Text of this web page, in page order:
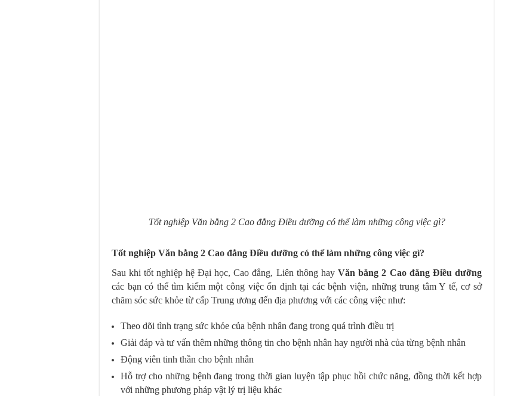
Tốt nghiệp Văn bằng 2 Cao đẳng Điều dưỡng có thể làm những công việc gì?
Tốt nghiệp Văn bằng 2 Cao đẳng Điều dưỡng có thể làm những công việc gì?
Sau khi tốt nghiệp hệ Đại học, Cao đẳng, Liên thông hay Văn bằng 2 Cao đẳng Điều dưỡng
các bạn có thể tìm kiếm một công việc ổn định tại các bệnh viện, những trung tâm Y tế, cơ sở
chăm sóc sức khỏe từ cấp Trung ương đến địa phương với các công việc như:
Theo dõi tình trạng sức khỏe của bệnh nhân đang trong quá trình điều trị
Giải đáp và tư vấn thêm những thông tin cho bệnh nhân hay người nhà của từng bệnh nhân
Động viên tinh thần cho bệnh nhân
Hỗ trợ cho những bệnh đang trong thời gian luyện tập phục hồi chức năng, đồng thời kết hợp
với những phương pháp vật lý trị liệu khác